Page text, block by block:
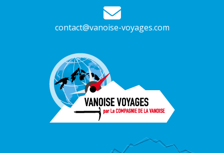
contact@vanoise-voyages.com